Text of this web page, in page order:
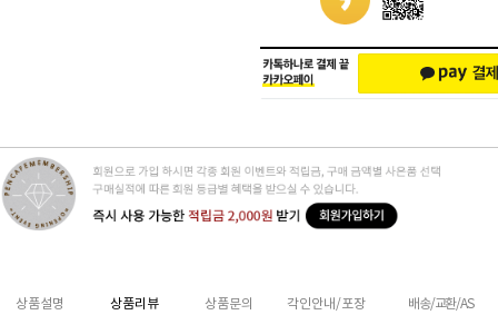
상품설명 상품리뷰 상품문의 각인안내/포장 배송/교환/AS